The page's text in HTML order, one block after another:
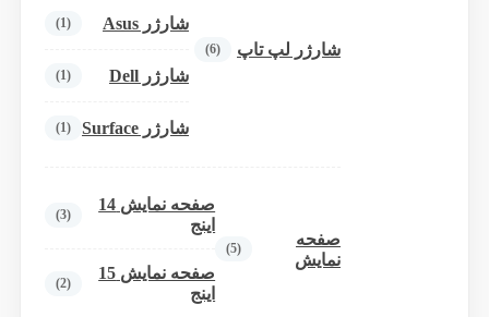
شارژر لپ تاپ (6)
شارژر Asus (1)
شارژر Dell (1)
شارژر Surface (1)
صفحه
نمایش
(5)
صفحه نمایش 14
اینج
(3)
صفحه نمایش 15
اینج
(2)